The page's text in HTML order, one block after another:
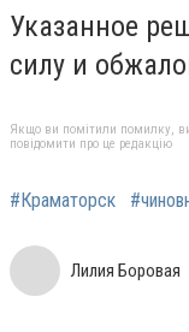
Указанное
силу и
Якщо ви помітили помилку,
повідомити про це редакцію
#Краматорск
Лилия Боровая